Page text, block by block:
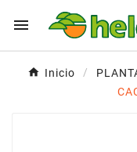

Inicio